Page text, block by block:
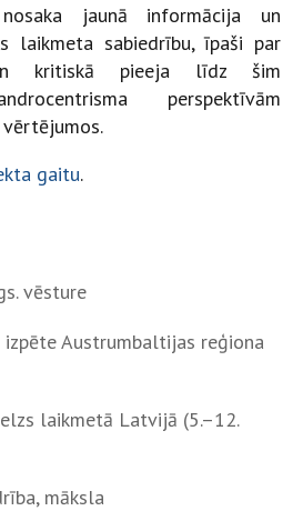
jaunā informācija un
laikmeta sabiedrību, īpaši par
kritiskā pieeja līdz šim
perspektīvām
gaitu.
vēsture
izpēte Austrumbaltijas reģiona
laikmetā Latvijā (5.–12.
māksla